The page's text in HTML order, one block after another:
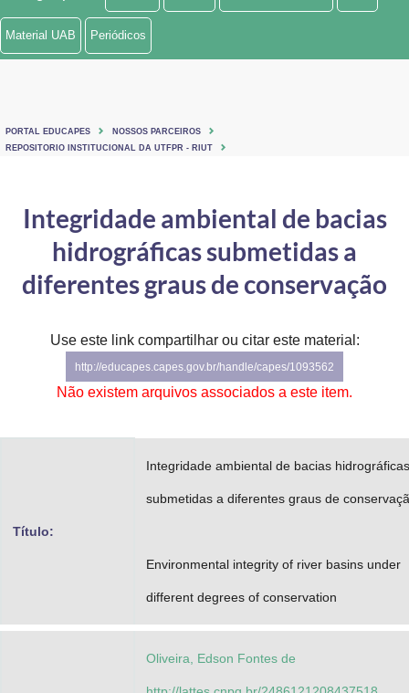
Ministério de Minas e Energia
Ministério do Turismo
Controladoria-Geral da União
Ministério da Mulher, da Família e dos Direitos Humanos
Secretaria de Governo
Gabinete de Segurança Institucional
Material UAB Periódicos
PORTAL EDUCAPES
NOSSOS PARCEIROS
REPOSITORIO INSTITUCIONAL DA UTFPR - RIUT
Integridade ambiental de bacias
hidrográficas submetidas a
diferentes graus de conservação
Use este link compartilhar ou citar este material:
http://educapes.capes.gov.br/handle/capes/1093562
Não existem arquivos associados a este item.
Título:
Integridade ambiental de bacias hidrográficas
submetidas a diferentes graus de
Environmental integrity of river basins under
different degrees of conservation
Oliveira, Edson Fontes de